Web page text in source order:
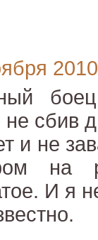
сбив
и не
на
И я